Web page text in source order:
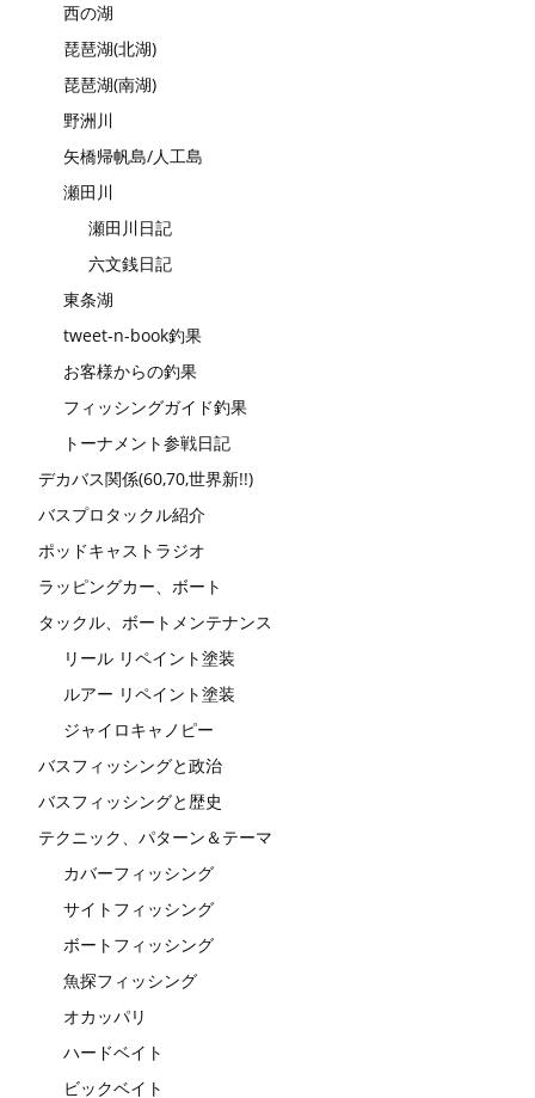
西の湖
琵琶湖(北湖)
琵琶湖(南湖)
野洲川
矢橋帰帆島/人工島
瀬田川
瀬田川日記
六文銭日記
東条湖
tweet-n-book釣果
お客様からの釣果
フィッシングガイド釣果
トーナメント参戦日記
デカバス関係(60,70,世界新!!)
バスプロタックル紹介
ポッドキャストラジオ
ラッピングカー、ボート
タックル、ボートメンテナンス
リール リペイント塗装
ルアー リペイント塗装
ジャイロキャノピー
バスフィッシングと政治
バスフィッシングと歴史
テクニック、パターン＆テーマ
カバーフィッシング
サイトフィッシング
ボートフィッシング
魚探フィッシング
オカッパリ
ハードベイト
ビックベイト